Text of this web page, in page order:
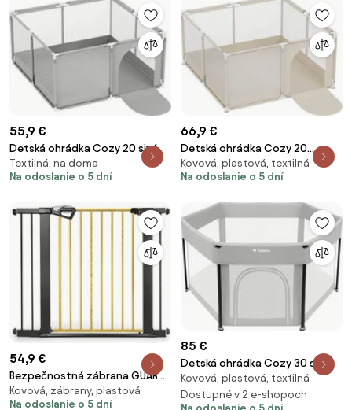
55,9 €
Detská ohrádka Cozy 20 sivá
Textilná, na doma
Na odoslanie o 5 dní
66,9 €
Detská ohrádka Cozy 20
béžová
Kovová, plastová, textilná
Na odoslanie o 5 dní
54,9 €
Bezpečnostná zábrana GUARDY
104 s rozšírením, čierna /
prírodná
Kovová, zábrany, plastová
Na odoslanie o 5 dní
85 €
Detská ohrádka Cozy 30 sivá
Kovová, plastová, textilná
Dostupné v 2 e-shopoch